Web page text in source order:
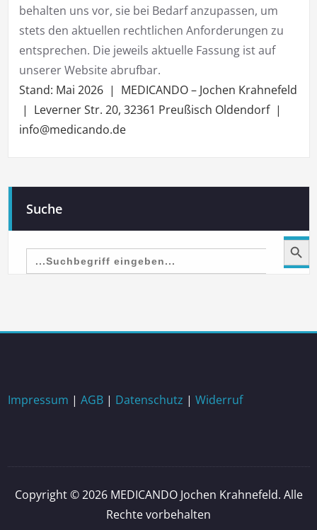
behalten uns vor, sie bei Bedarf anzupassen, um
stets den aktuellen rechtlichen Anforderungen zu
entsprechen. Die jeweils aktuelle Fassung ist auf
unserer Website abrufbar.
Stand: Mai 2026 | MEDICANDO – Jochen Krahnefeld
| Leverner Str. 20, 32361 Preußisch Oldendorf |
info@medicando.de
Suche
Search
for:
Search Button
Impressum | AGB| Datenschutz | Widerruf
Copyright © 2026 MEDICANDO Jochen Krahnefeld. Alle
Rechte vorbehalten